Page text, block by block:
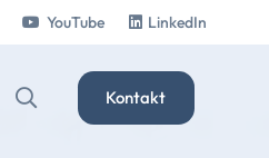
YouTube LinkedIn
Kontakt